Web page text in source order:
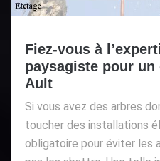
Fiez-vous à
paysagiste pour un
Ault
Si vous avez des arbres
toucher des installations
obligatoire pour éviter les